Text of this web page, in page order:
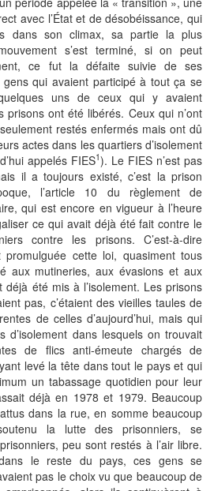
avec l’État et de désobéissance, qui
dans son climax, sa partie la plus
s’est terminé, si on peut
ce fut la défaite suivie de ses
qui avaient participé à tout ça se
uns de ceux qui y avaient
prisons ont été libérés. Ceux qui n’ont
restés enfermés mais ont dû
actes dans les quartiers d’isolement
appelés FIES1). Le FIES n’est pas
il a toujours existé, c’est la prison
l’article 10 du règlement de
qui est encore en vigueur à l’heure
ce qui avait déjà été fait contre le
contre les prisons. C’est-à-dire
promulguée cette loi, quasiment tous
aux mutineries, aux évasions et aux
déjà été mis à l’isolement. Les prisons
pas, c’étaient des vieilles taules de
de celles d’aujourd’hui, mais qui
d’isolement dans lesquels on trouvait
de flics anti-émeute chargés de
levé la tête dans tout le pays et qui
un tabassage quotidien pour leur
déjà en 1978 et 1979. Beaucoup
dans la rue, en somme beaucoup
la lutte des prisonniers, se
peu sont restés à l’air libre.
le reste du pays, ces gens se
pas le choix vu que beaucoup de